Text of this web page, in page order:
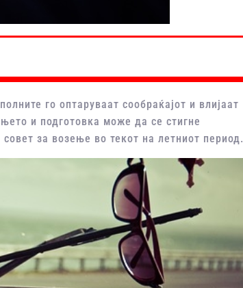
го оптаруваат сообраќајот и влијаат
и подготовка може да се стигне
за возење во текот на летниот период.